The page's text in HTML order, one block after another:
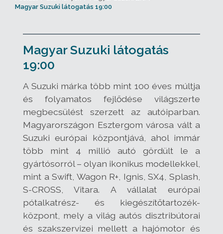
Magyar Suzuki látogatás 19:00
Magyar Suzuki látogatás
19:00
A Suzuki márka több mint 100 éves múltja
és folyamatos fejlődése világszerte
megbecsülést szerzett az autóiparban.
Magyarországon Esztergom városa vált a
Suzuki európai központjává, ahol immár
több mint 4 millió autó gördült le a
gyártósorról – olyan ikonikus modellekkel,
mint a Swift, Wagon R+, Ignis, SX4, Splash,
S-CROSS, Vitara. A vállalat európai
pótalkatrész- és kiegészítőtartozék-
központ, mely a világ autós disztribútorai
és szakszervizei mellett a hajómotor és